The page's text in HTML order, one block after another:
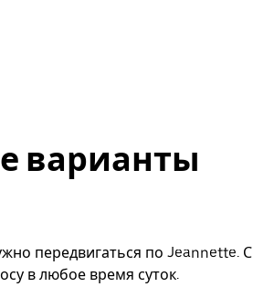
варианты
передвигаться по Jeannette. С
в любое время суток.